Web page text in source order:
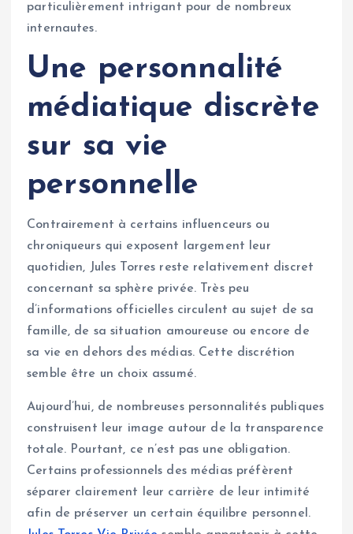
particulièrement intrigant pour de nombreux
internautes.
Une personnalité
médiatique discrète
sur sa vie
personnelle
Contrairement à certains influenceurs ou
chroniqueurs qui exposent largement leur
quotidien, Jules Torres reste relativement discret
concernant sa sphère privée. Très peu
d’informations officielles circulent au sujet de sa
famille, de sa situation amoureuse ou encore de
sa vie en dehors des médias. Cette discrétion
semble être un choix assumé.
Aujourd’hui, de nombreuses personnalités publiques
construisent leur image autour de la transparence
totale. Pourtant, ce n’est pas une obligation.
Certains professionnels des médias préfèrent
séparer clairement leur carrière de leur intimité
afin de préserver un certain équilibre personnel.